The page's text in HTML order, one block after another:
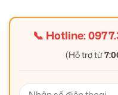
📞 Hotline:
(Hỗ trợ từ